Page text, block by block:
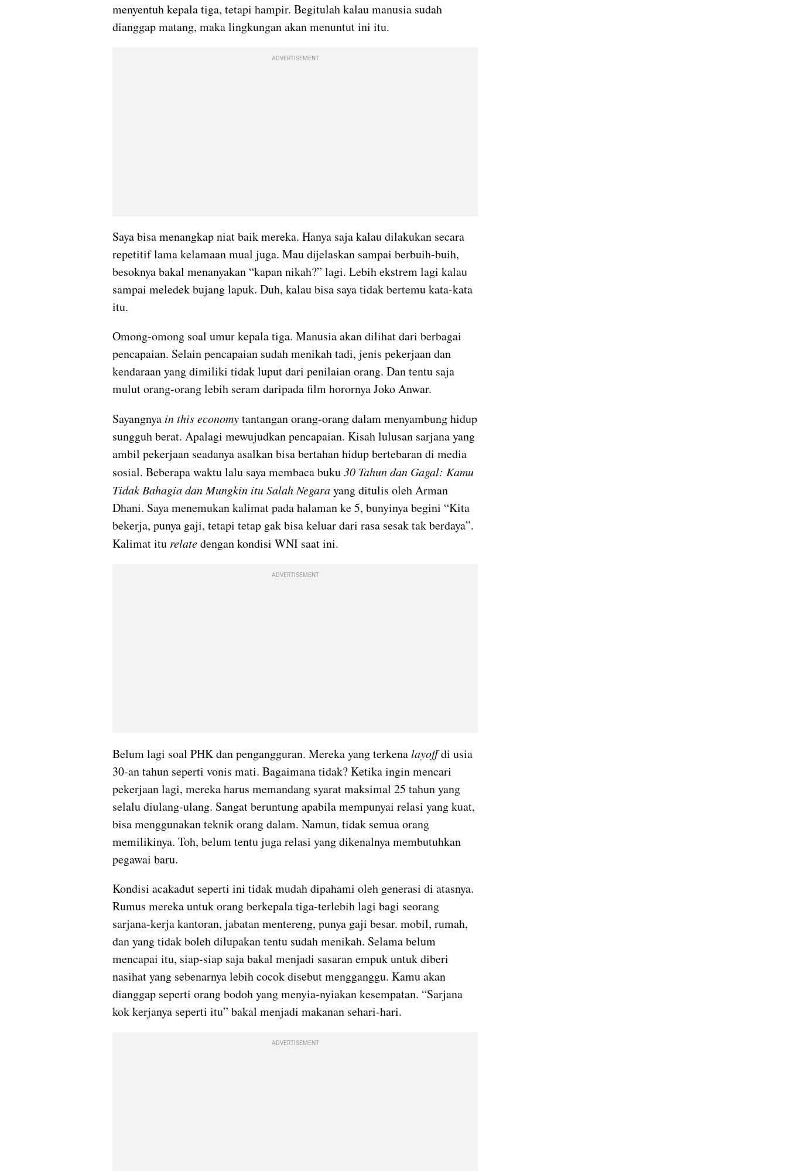
menyentuh kepala tiga, tetapi hampir. Begitulah kalau manusia sudah
dianggap matang, maka lingkungan akan menuntut ini itu.
ADVERTISEMENT
Saya bisa menangkap niat baik mereka. Hanya saja kalau dilakukan secara
repetitif lama kelamaan mual juga. Mau dijelaskan sampai berbuih-buih,
besoknya bakal menanyakan “kapan nikah?” lagi. Lebih ekstrem lagi kalau
sampai meledek bujang lapuk. Duh, kalau bisa saya tidak bertemu kata-kata
itu.
Omong-omong soal umur kepala tiga. Manusia akan dilihat dari berbagai
pencapaian. Selain pencapaian sudah menikah tadi, jenis pekerjaan dan
kendaraan yang dimiliki tidak luput dari penilaian orang. Dan tentu saja
mulut orang-orang lebih seram daripada film horornya Joko Anwar.
Sayangnya in this economy tantangan orang-orang dalam menyambung hidup
sungguh berat. Apalagi mewujudkan pencapaian. Kisah lulusan sarjana yang
ambil pekerjaan seadanya asalkan bisa bertahan hidup bertebaran di media
sosial. Beberapa waktu lalu saya membaca buku 30 Tahun dan Gagal: Kamu
Tidak Bahagia dan Mungkin itu Salah Negara yang ditulis oleh Arman
Dhani. Saya menemukan kalimat pada halaman ke 5, bunyinya begini “Kita
bekerja, punya gaji, tetapi tetap gak bisa keluar dari rasa sesak tak berdaya”.
Kalimat itu relate dengan kondisi WNI saat ini.
ADVERTISEMENT
Belum lagi soal PHK dan pengangguran. Mereka yang terkena layoff di usia
30-an tahun seperti vonis mati. Bagaimana tidak? Ketika ingin mencari
pekerjaan lagi, mereka harus memandang syarat maksimal 25 tahun yang
selalu diulang-ulang. Sangat beruntung apabila mempunyai relasi yang kuat,
bisa menggunakan teknik orang dalam. Namun, tidak semua orang
memilikinya. Toh, belum tentu juga relasi yang dikenalnya membutuhkan
pegawai baru.
Kondisi acakadut seperti ini tidak mudah dipahami oleh generasi di atasnya.
Rumus mereka untuk orang berkepala tiga-terlebih lagi bagi seorang
sarjana-kerja kantoran, jabatan mentereng, punya gaji besar. mobil, rumah,
dan yang tidak boleh dilupakan tentu sudah menikah. Selama belum
mencapai itu, siap-siap saja bakal menjadi sasaran empuk untuk diberi
nasihat yang sebenarnya lebih cocok disebut mengganggu. Kamu akan
dianggap seperti orang bodoh yang menyia-nyiakan kesempatan. “Sarjana
kok kerjanya seperti itu” bakal menjadi makanan sehari-hari.
ADVERTISEMENT